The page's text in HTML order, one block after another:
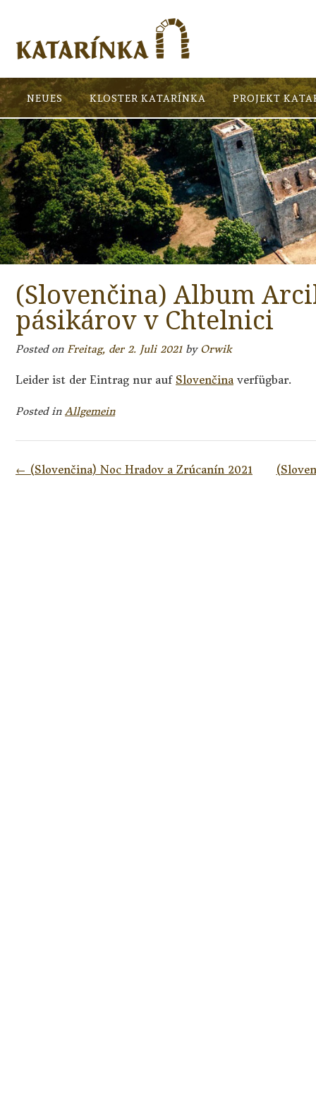
NEUES KLOSTER KATARÍNKA PROJEKT
(Slovenčina) Album
pásikárov v Chtelnici
Posted on Freitag, der 2. Juli 2021by Orwik
Leider ist der Eintrag nur auf Slovenčina verfügbar.
Posted inAllgemein
Post
← (Slovenčina) Noc Hradov a Zrúcanín 2021